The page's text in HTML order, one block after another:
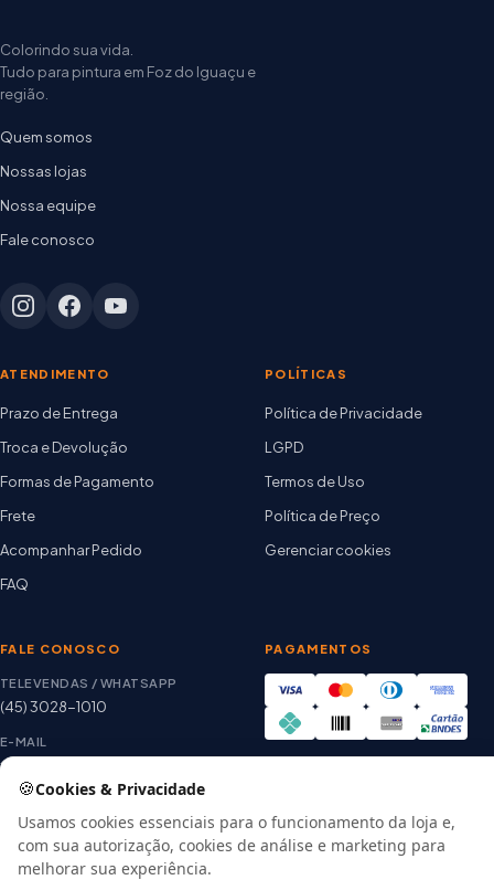
Colorindo sua vida.
Tudo para pintura em Foz do Iguaçu e
região.
Quem somos
Nossas lojas
Nossa equipe
Fale conosco
ATENDIMENTO
Prazo de Entrega
Troca e Devolução
Formas de Pagamento
Frete
Acompanhar Pedido
FAQ
POLÍTICAS
Política de Privacidade
LGPD
Termos de Uso
Política de Preço
Gerenciar cookies
FALE CONOSCO
TELEVENDAS / WHATSAPP
(45) 3028-1010
E-MAIL
thiago@artetintas.com.br
HORÁRIO
Seg. a Sex. 8h às 18h
Sábado 8h às 12h
PAGAMENTOS
🍪Cookies & Privacidade
Usamos cookies essenciais para o funcionamento da loja e,
com sua autorização, cookies de análise e marketing para
melhorar sua experiência.